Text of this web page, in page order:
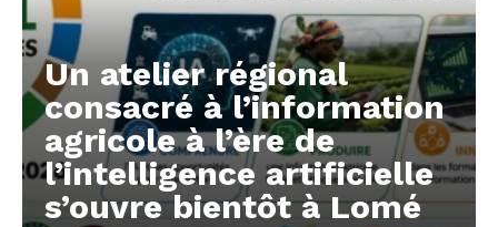
Un atelier régional
consacré à l’information
agricole à l’ère de
l’intelligence artificielle
s’ouvre bientôt à Lomé